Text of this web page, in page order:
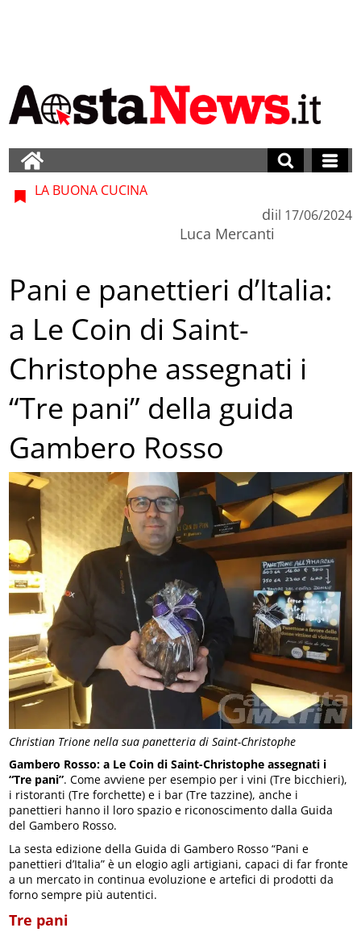
Christian Trione nella sua panetteria di Saint-Christophe
LA BUONA CUCINA
di
Luca Mercanti
il 17/06/2024
Pani e panettieri d’Italia:
a Le Coin di Saint-
Christophe assegnati i
“Tre pani” della guida
Gambero Rosso
Gambero Rosso: a Le Coin di Saint-Christophe assegnati i
“Tre pani”. Come avviene per esempio per i vini (Tre bicchieri),
i ristoranti (Tre forchette) e i bar (Tre tazzine), anche i
panettieri hanno il loro spazio e riconoscimento dalla Guida
del Gambero Rosso.
La sesta edizione della Guida di Gambero Rosso “Pani e
panettieri d’Italia” è un elogio agli artigiani, capaci di far fronte
a un mercato in continua evoluzione e artefici di prodotti da
forno sempre più autentici.
Tre pani